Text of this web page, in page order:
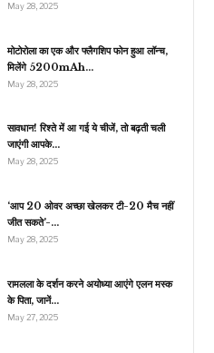
May 28, 2025
मोटोरोला का एक और फ्लैगशिप फोन हुआ लॉन्च,
मिलेंगे 5200mAh…
May 28, 2025
सावधान! रिश्ते में आ गई ये चीजें, तो बढ़ती चली
जाएंगी आपके…
May 28, 2025
‘आप 20 ओवर अच्छा खेलकर टी-20 मैच नहीं
जीत सकते’-…
May 28, 2025
रामलला के दर्शन करने अयोध्या आएंगे एलन मस्क
के पिता, जानें…
May 27, 2025